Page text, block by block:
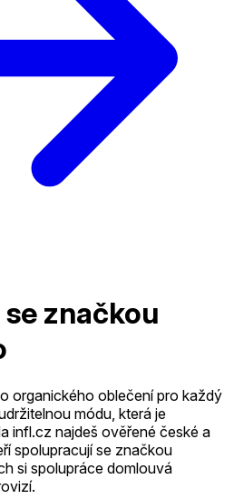
značkou
organického oblečení pro každý
módu, která je
infl.cz najdeš ověřené české a
spolupracují se značkou
si spolupráce domlouvá